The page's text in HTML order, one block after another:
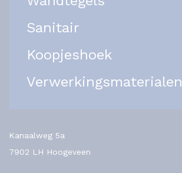
Sanitair
Koopjeshoek
Verwerkingsmaterialen
Kanaalweg 5a
7902 LH Hoogeveen